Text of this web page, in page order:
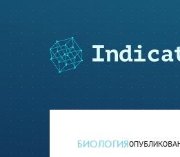
БИОЛОГИЯ